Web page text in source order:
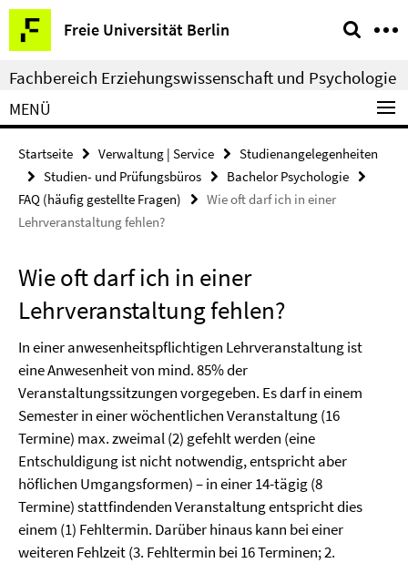
Springe
direkt
zu
Inhalt
Freie Universität Berlin
Service-
Navigation
Fachbereich Erziehungswissenschaft und Psychologie
MENÜ
Startseite Verwaltung | Service
Studienangelegenheiten
Studien- und Prüfungsbüros
Bachelor Psychologie
FAQ (häufig gestellte Fragen)
Wie oft darf ich in einer
Lehrveranstaltung fehlen?
Wie oft darf ich in einer
Lehrveranstaltung fehlen?
In einer anwesenheitspflichtigen Lehrveranstaltung ist
eine Anwesenheit von mind. 85% der
Veranstaltungssitzungen vorgegeben. Es darf in einem
Semester in einer wöchentlichen Veranstaltung (16
Termine) max. zweimal (2) gefehlt werden (eine
Entschuldigung ist nicht notwendig, entspricht aber
höflichen Umgangsformen) – in einer 14-tägig (8
Termine) stattfindenden Veranstaltung entspricht dies
einem (1) Fehltermin. Darüber hinaus kann bei einer
weiteren Fehlzeit (3. Fehltermin bei 16 Terminen; 2.